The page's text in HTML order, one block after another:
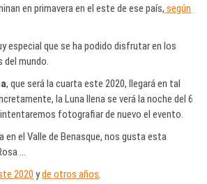
en primavera en el este de ese país, según
especial que se ha podido disfrutar en los
del mundo.
, que será la cuarta este 2020, llegará en tal
la Luna llena se verá la noche del 6
fotografiar de nuevo el evento.
en el Valle de Benasque, nos gusta esta
…
2020 yde otros años.